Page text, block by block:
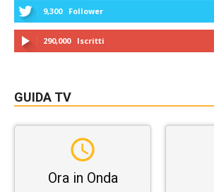
9,300 Follower
290,000 Iscritti
GUIDA TV
Ora in Onda